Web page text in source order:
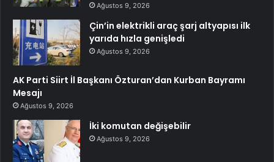
Ağustos 9, 2026
Çin’in elektrikli araç şarj altyapısı ilk
yarıda hızla genişledi
Ağustos 9, 2026
AK Parti Siirt İl Başkanı Özturan’dan Kurban Bayramı
Mesajı
Ağustos 9, 2026
İki komutan değişebilir
Ağustos 9, 2026